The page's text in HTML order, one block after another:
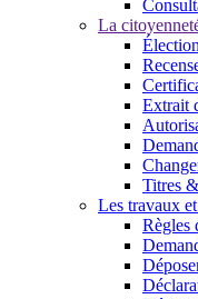
La
Extrait
Titres
Les travaux
Règles